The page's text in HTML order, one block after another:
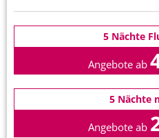
5 Nächte
Angebote ab
5 Nächte
Angebote ab